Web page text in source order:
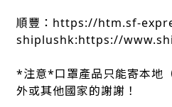
順豐：https://htm.sf-
shiplushk:https://
*注意*口罩產品只能寄本地
外或其他國家的謝謝！